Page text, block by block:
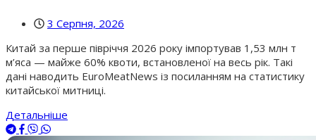
3 Серпня, 2026
Китай за перше півріччя 2026 року імпортував 1,53 млн т
м’яса — майже 60% квоти, встановленої на весь рік. Такі
дані наводить EuroMeatNews із посиланням на статистику
китайської митниці.
Детальніше